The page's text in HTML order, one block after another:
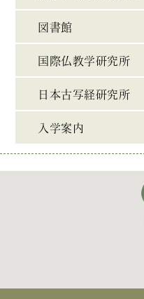
図書館
国際仏教学研究所
日本古写経研究所
入学案内